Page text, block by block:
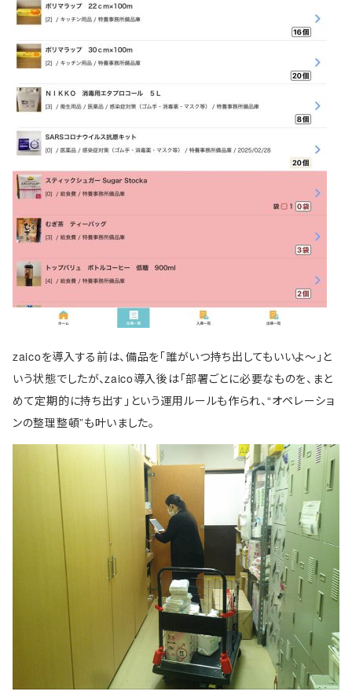
zaicoを導入する前は、備品を「誰がいつ持ち出してもいいよ～」と
いう状態でしたが、zaico導入後は「部署ごとに必要なものを、まと
めて定期的に持ち出す」という運用ルールも作られ、“オペレーショ
ンの整理整頓”も叶いました。